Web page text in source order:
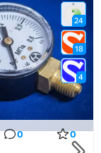
24
18
4
0 0